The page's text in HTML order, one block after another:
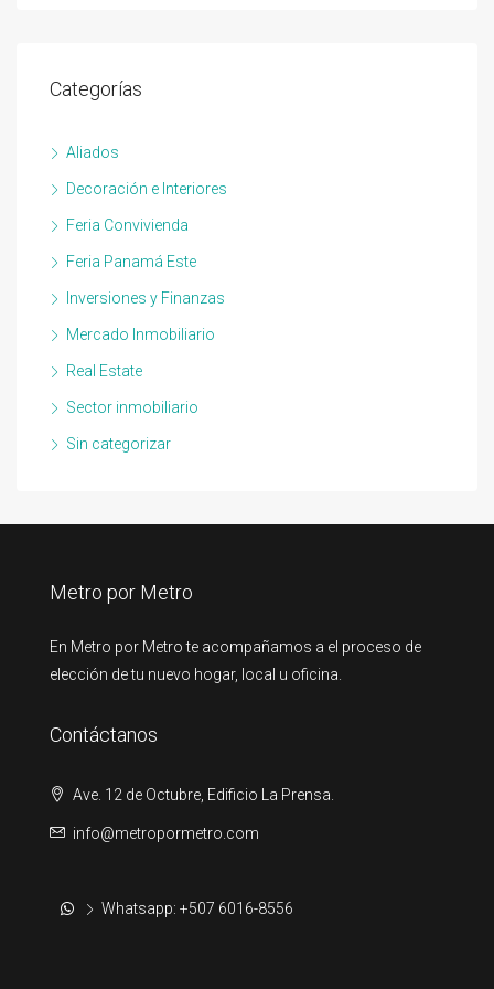
Categorías
Aliados
Decoración e Interiores
Feria Convivienda
Feria Panamá Este
Inversiones y Finanzas
Mercado Inmobiliario
Real Estate
Sector inmobiliario
Sin categorizar
Metro por Metro
En Metro por Metro te acompañamos a el proceso de
elección de tu nuevo hogar, local u oficina.
Contáctanos
Ave. 12 de Octubre, Edificio La Prensa.
info@metropormetro.com
Whatsapp: +507 6016-8556